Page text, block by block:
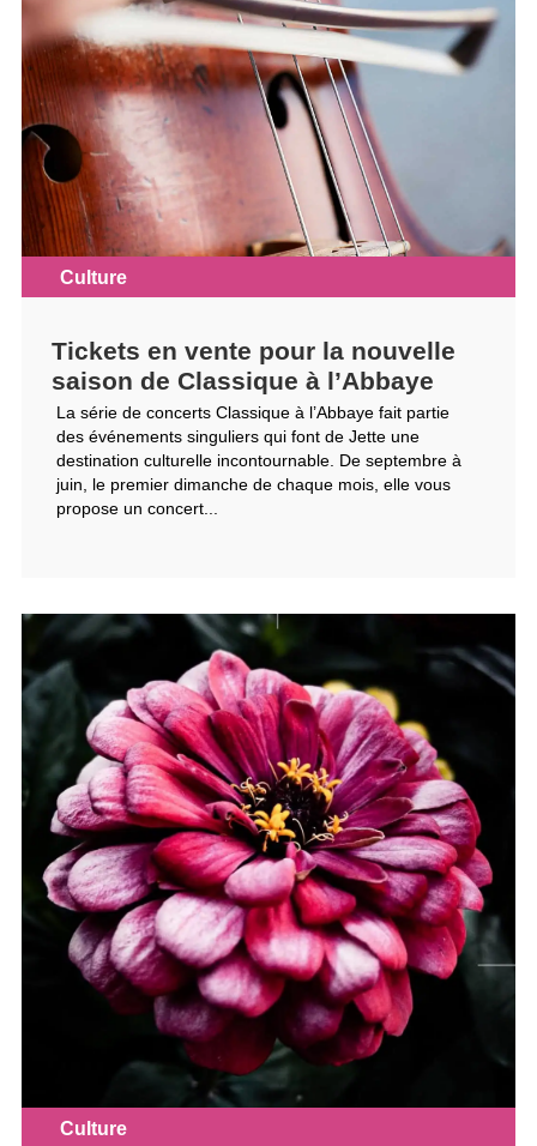
Culture
Tickets en vente pour la nouvelle
saison de Classique à l’Abbaye
La série de concerts Classique à l’Abbaye fait partie
des événements singuliers qui font de Jette une
destination culturelle incontournable. De septembre à
juin, le premier dimanche de chaque mois, elle vous
propose un concert...
Culture